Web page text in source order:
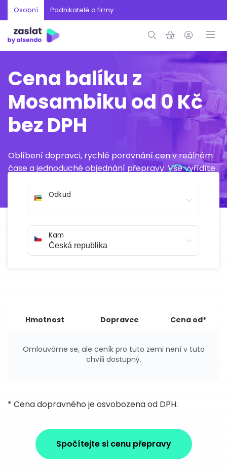
Osobní Podnikatelé a firmy
Cena balíku z
Mosambiku od 0 Kč
bez DPH
Oblíbení dopravci, rychlé porovnání cen v reálném
čase a jednoduché objednání přepravy. Vše vyřídíte
Odkud
Kam
Hmotnost Dopravce Cena od*
Omlouváme se, ale ceník pro tuto zemi není v tuto
chvíli dostupný.
* Cena dopravného je osvobozena od DPH.
Spočítejte si cenu přepravy